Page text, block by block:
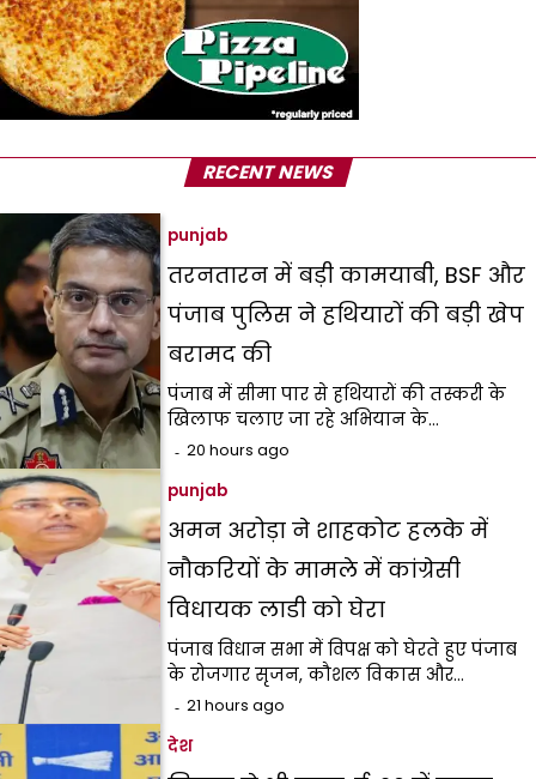
RECENT NEWS
punjab
तरनतारन में बड़ी कामयाबी, BSF और
पंजाब पुलिस ने हथियारों की बड़ी खेप
बरामद की
पंजाब में सीमा पार से हथियारों की तस्करी के
खिलाफ चलाए जा रहे अभियान के…
20 hours ago
punjab
अमन अरोड़ा ने शाहकोट हलके में
नौकरियों के मामले में कांग्रेसी
विधायक लाडी को घेरा
पंजाब विधान सभा में विपक्ष को घेरते हुए पंजाब
के रोजगार सृजन, कौशल विकास और…
21 hours ago
देश